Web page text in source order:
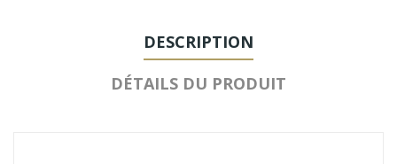
DESCRIPTION
DÉTAILS DU PRODUIT